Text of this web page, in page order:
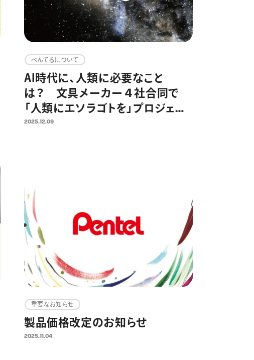
ぺんてるについて
AI時代に、人類に必要なこと
は？ 文具メーカー４社合同で
「人類にエソラゴトを」プロジェク
ト開始
2025.12.09
重要なお知らせ
製品価格改定のお知らせ
2025.11.04